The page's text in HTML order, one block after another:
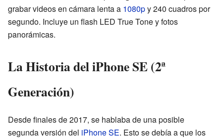
grabar videos en cámara lenta a 1080py 240 cuadros por
segundo. Incluye un flash LED True Tone y fotos
panorámicas.
La Historia del iPhone SE (2ª
Generación)
Desde finales de 2017, se hablaba de una posible
segunda versión del iPhone SE. Esto se debía a que los